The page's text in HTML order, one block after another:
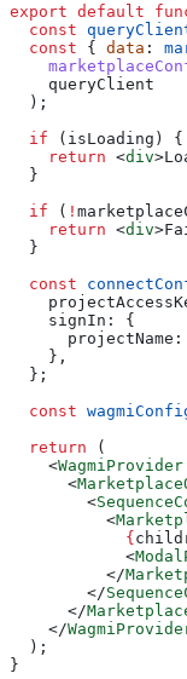
export default
  const
  const
{ data :
    queryClient
  );
  if
( isLoading ) {
    return
<div>
  }
  if
( !
    return
<div>
  }
  const
    signIn:
{
      projectName:
    },
  };
  const
  return
(
    <
WagmiProvider
      <
        <
          <
            {
            <
          </
        </
      </
    </
  );
}